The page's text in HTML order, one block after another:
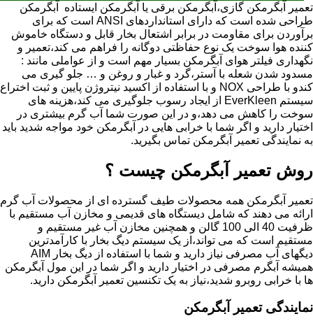
تعمیر آبگرمکن گازی،آبگرمکن برقی یا آبگرمکن ایستاده ​ آبگرمکن
طراحی شده است که دارای استانداردهای ANSI است که برای
برآوردن برای مقاومت در برابر اشتعال بخار قابل و دستگاه خاموش
کننده هوا سوخت یک نوع حفاظتی دوگانه را فراهم می کند،تعمیر و
نگهداری فیلتر هوای آبگرمکن بسیار مهم است و از عواملی مانند :
مسدود شدن شعله با آستر،گرد و غبار و روغن و … جلو گیری می
کندو با طراحی NOX و با استفاده از اکسید نیتروژن پایین و ثبت اختراع
سیستم EverKleen از ایجاد رسوب جلوگیری می کند،هزینه های
سوخت را کاهش می دهد،و در این صورت شما آب گرم بیشتری در
اختیار دارید و اگر شما با خرابی هایی در آبگرمکن خود مواجه شدید باید
به نمایندگی تعمیر آبگرمکن تماس بگیرید.
روش تعمیر آبگرمکن چیست ؟
تعمیر آبگرمکن همه محصولات طیف گسترده ای از محصولات آب گرم
ارائه می دهند که شامل دیستگاه های قدیمی و مخازن آب مستقیم با
ظرفیت 40 الی 100 گالن و همچنین مخازن آب غیر مستقیم و
مستقیم است که می تواند،از یک سیستم دیگ بخار با کارآمدترین
دیگهای آب مصرفی نیاز دارید و شما با استفاده از دیگ بخار AIM
همیشه آبگرم مصرفی در اختیار دارید و اگر شما در این مول آبگرمکن
ها با خرابی روبرو شدید،نیاز به یک تکنسین تعمیر آبگرمکن دارید.
نمایندگی تعمیر آبگرمکن